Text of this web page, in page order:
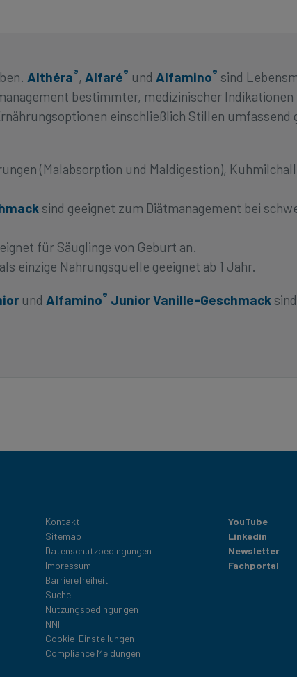
Althéra®, Alfaré® und Alfamino® sind
bestimmter, medizinischer Indikationen
einschließlich Stillen umfassend
(Malabsorption und Maldigestion),
sind geeignet zum Diätmanagement bei
für Säuglinge von Geburt an.
einzige Nahrungsquelle geeignet ab 1 Jahr.
und Alfamino® Junior Vanille-Geschmack
Legal
Kontakt
Sitemap
Datenschutzbedingungen
Impressum
Barrierefreiheit
Suche
Nutzungsbedingungen
NNI
Cookie-Einstellungen
Compliance Meldungen
YouTube
Linkedin
Newsletter
Fachportal